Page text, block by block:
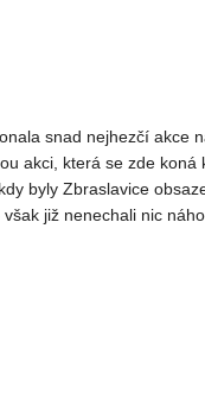
snad nejhezčí akce
akci, která se zde
byly Zbraslavice
již nenechali nic